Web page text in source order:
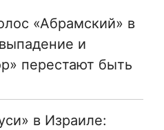
«Абрaмский» в
и
перестают быть
в Израиле: